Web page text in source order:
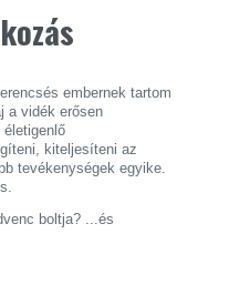
embernek tartom
a vidék erősen
életigenlő
kiteljesíteni az
tevékenységek egyike.
boltja? ...és